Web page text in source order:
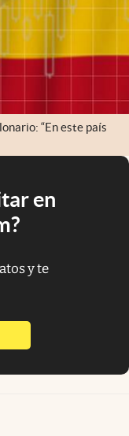
“En este país
en
y te
en nueva pestaña